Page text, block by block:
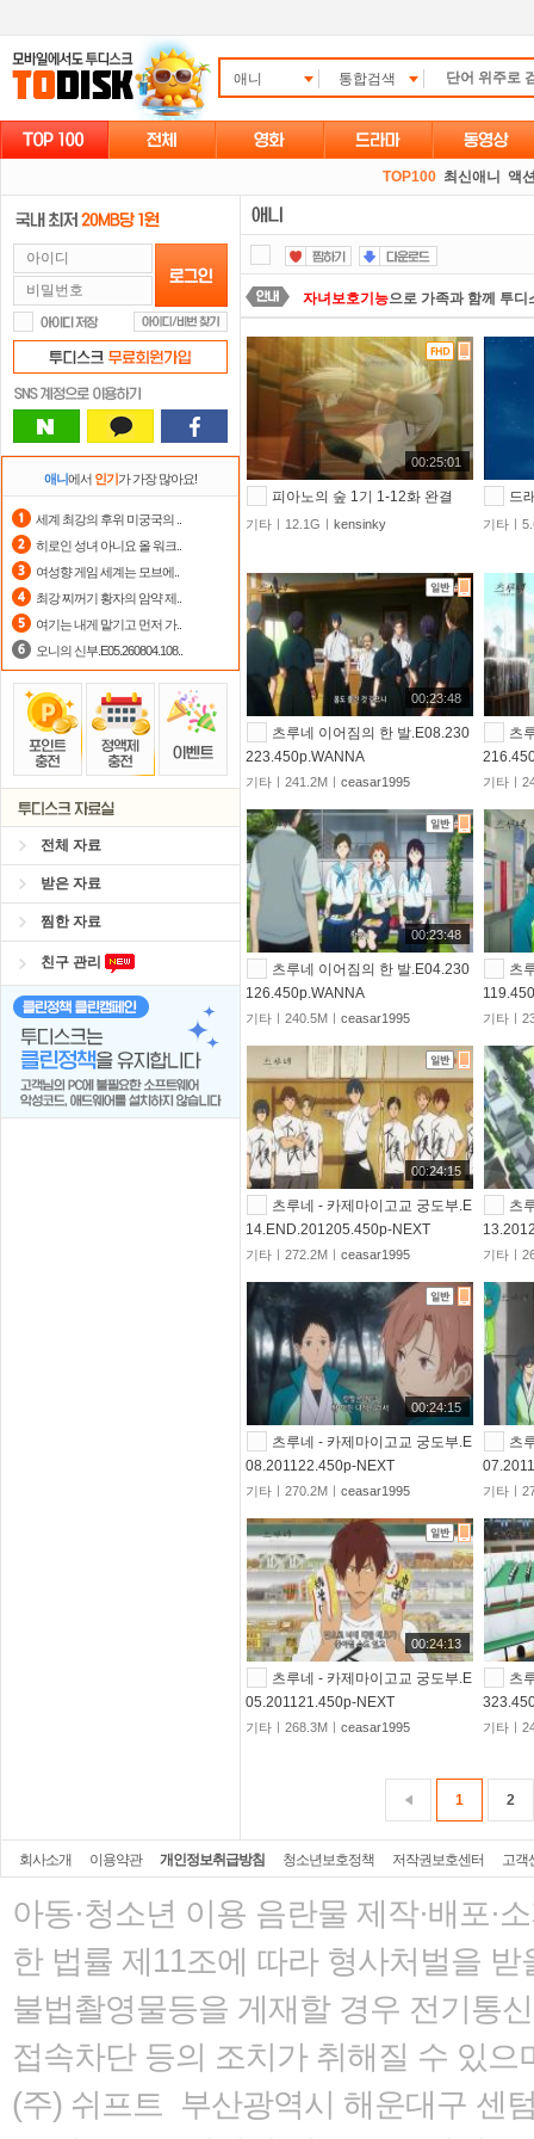
애니 통합검색
TOP100 최신애니 액
애니에서 인기가 가장 많아요!
세계 최강의 후위 미궁국의 ..
히로인 성녀 아니요 올 워크..
여성향 게임 세계는 모브에..
최강 찌꺼기 황자의 암약 제..
여기는 내게 맡기고 먼저 가..
오니의 신부.E05.260804.108..
전체 자료
받은 자료
찜한 자료
친구 관리
자녀보호기능으로 가족과 함께 투
포인트할인쿠폰 사용방법안내
스마트TV 로 투디스크영화,드라마,
댓글만 잘써도무료 포인트
숨어있는 카드 마일리지 조회하고
고민되면 눌러봐!
00:25:01
피아노의 숲 1기 1-12화 완결
기타ㅣ12.1Gㅣkensinky
드
기타ㅣ
00:23:48
츠루네 이어짐의 한 발.E08.230
223.450p.WANNA
기타ㅣ241.2Mㅣceasar1995
츠
기타ㅣ
00:23:48
츠루네 이어짐의 한 발.E04.230
126.450p.WANNA
기타ㅣ240.5Mㅣceasar1995
츠
기타ㅣ
00:24:15
츠루네 - 카제마이고교 궁도부.E
14.END.201205.450p-NEXT
기타ㅣ272.2Mㅣceasar1995
츠
기타ㅣ
00:24:15
츠루네 - 카제마이고교 궁도부.E
08.201122.450p-NEXT
기타ㅣ270.2Mㅣceasar1995
츠
기타ㅣ
00:24:13
츠루네 - 카제마이고교 궁도부.E
05.201121.450p-NEXT
기타ㅣ268.3Mㅣceasar1995
츠
기타ㅣ
1 2
회사소개 이용약관 개인정보취급방침 청소년보호정책 저작권보호센터 고객
아동·청소년 이용 음란물 제작·배포·
한 법률 제11조에 따라 형사처벌을 받
불법촬영물등을 게재할 경우 전기통
접속차단 등의 조치가 취해질 수 있으
(주) 쉬프트 부산광역시 해운대구 센